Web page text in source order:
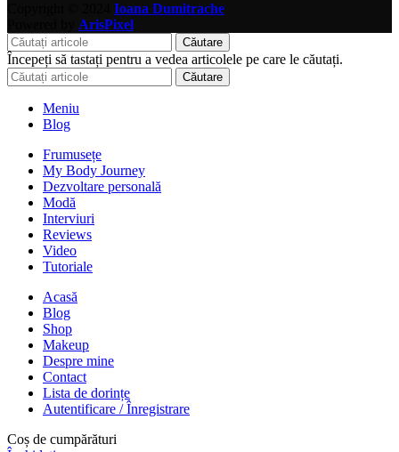
Ioana Dumitrache
ArisPixel
Căutare
Începeți să tastați pentru a vedea articolele pe care le căutați.
Căutare
Meniu
Blog
Frumusețe
My Body Journey
Dezvoltare personală
Modă
Interviuri
Reviews
Video
Tutoriale
Acasă
Blog
Shop
Makeup
Despre mine
Contact
Lista de dorințe
Autentificare / Înregistrare
Coș de cumpărături